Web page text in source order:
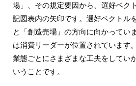
場」、その規定要因から、選好ベク
記図表内の矢印です。選好ベクトル
と「創造売場」の方向に向かってい
は消費リーダーが位置されています
業態ごとにさまざまな工夫をしてい
いうことです。